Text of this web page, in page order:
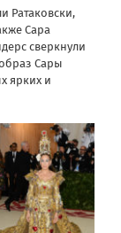
Ратаковски,
Сара
сверкнули
Сары
ярких и